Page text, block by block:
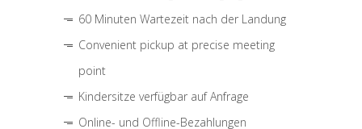
60 Minuten Wartezeit nach der Landung
Convenient pickup at precise meeting
point
Kindersitze verfügbar auf Anfrage
Online- und Offline-Bezahlungen